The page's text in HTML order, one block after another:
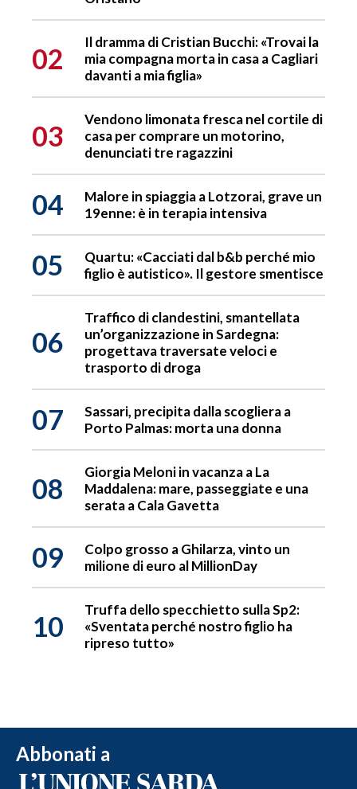
02
Il dramma di Cristian Bucchi: «Trovai la
mia compagna morta in casa a Cagliari
davanti a mia figlia»
03
Vendono limonata fresca nel cortile di
casa per comprare un motorino,
denunciati tre ragazzini
04
Malore in spiaggia a Lotzorai, grave un
19enne: è in terapia intensiva
05
Quartu: «Cacciati dal b&b perché mio
figlio è autistico». Il gestore smentisce
06
Traffico di clandestini, smantellata
un’organizzazione in Sardegna:
progettava traversate veloci e
trasporto di droga
07
Sassari, precipita dalla scogliera a
Porto Palmas: morta una donna
08
Giorgia Meloni in vacanza a La
Maddalena: mare, passeggiate e una
serata a Cala Gavetta
09
Colpo grosso a Ghilarza, vinto un
milione di euro al MillionDay
10
Truffa dello specchietto sulla Sp2:
«Sventata perché nostro figlio ha
ripreso tutto»
Abbonati a